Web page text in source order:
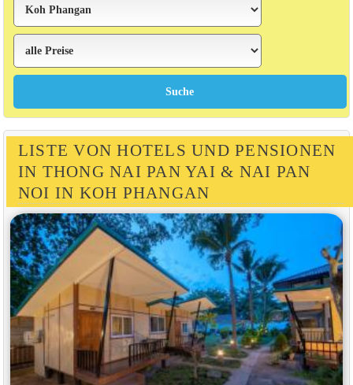
LISTE VON HOTELS UND PENSIONEN
IN THONG NAI PAN YAI & NAI PAN
NOI IN KOH PHANGAN